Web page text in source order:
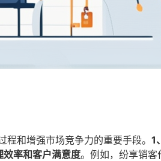
和增强市场竞争力的重要手段。 1
率和客户满意度。例如，纷享销客